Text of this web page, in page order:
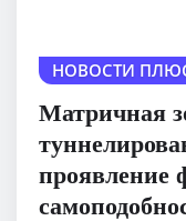
НОВОСТИ
Матричная
проявление